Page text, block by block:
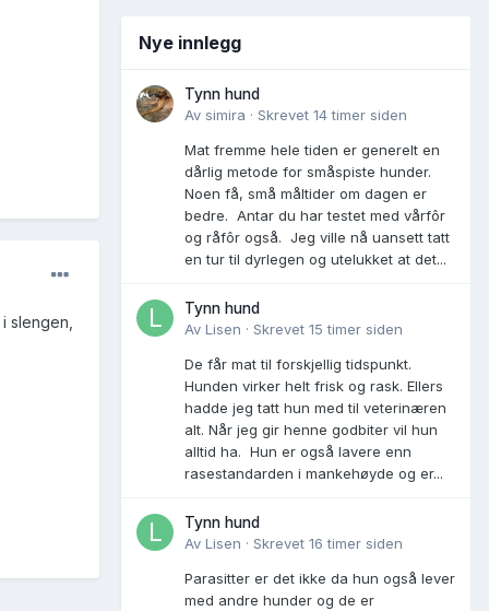
slengen,
Nye innlegg
Tynn hund
Av simira · Skrevet 14 timer siden
Mat fremme hele tiden er generelt en
dårlig metode for småspiste hunder.
Noen få, små måltider om dagen er
bedre. Antar du har testet med vårfôr
og råfôr også. Jeg ville nå uansett tatt
en tur til dyrlegen og utelukket at det...
Tynn hund
Av Lisen · Skrevet 15 timer siden
De får mat til forskjellig tidspunkt.
Hunden virker helt frisk og rask. Ellers
hadde jeg tatt hun med til veterinæren
alt. Når jeg gir henne godbiter vil hun
alltid ha. Hun er også lavere enn
rasestandarden i mankehøyde og er...
Tynn hund
Av Lisen · Skrevet 16 timer siden
Parasitter er det ikke da hun også lever
med andre hunder og de er